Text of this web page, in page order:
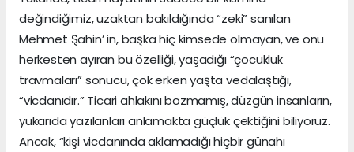
değindiğimiz, uzaktan bakıldığında “zeki” sanılan
Mehmet Şahin’ in, başka hiç kimsede olmayan, ve onu
herkesten ayıran bu özelliği, yaşadığı “çocukluk
travmaları” sonucu, çok erken yaşta vedalaştığı,
“vicdanıdır.” Ticari ahlakını bozmamış, düzgün insanların,
yukarıda yazılanları anlamakta güçlük çektiğini biliyoruz.
Ancak, “kişi vicdanında aklamadığı hiçbir günahı